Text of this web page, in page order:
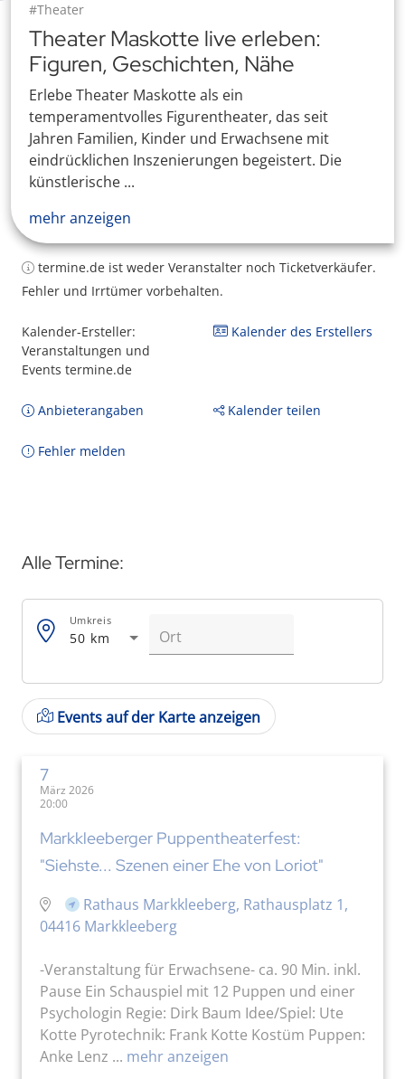
#Theater
Theater Maskotte live erleben:
Figuren, Geschichten, Nähe
Erlebe Theater Maskotte als ein
temperamentvolles Figurentheater, das seit
Jahren Familien, Kinder und Erwachsene mit
eindrücklichen Inszenierungen begeistert. Die
künstlerische ...
mehr anzeigen
termine.de ist weder Veranstalter noch Ticketverkäufer.
Fehler und Irrtümer vorbehalten.
Kalender-Ersteller:
Veranstaltungen und
Events termine.de
Kalender des Erstellers
Anbieterangaben Kalender teilen
Fehler melden
Alle Termine:
50 km
Umkreis
Events auf der Karte anzeigen
7
März 2026
20:00
Markkleeberger Puppentheaterfest:
"Siehste... Szenen einer Ehe von Loriot"
Rathaus Markkleeberg, Rathausplatz 1,
04416 Markkleeberg
-Veranstaltung für Erwachsene- ca. 90 Min. inkl.
Pause Ein Schauspiel mit 12 Puppen und einer
Psychologin Regie: Dirk Baum Idee/Spiel: Ute
Kotte Pyrotechnik: Frank Kotte Kostüm Puppen:
Anke Lenz ... mehr anzeigen